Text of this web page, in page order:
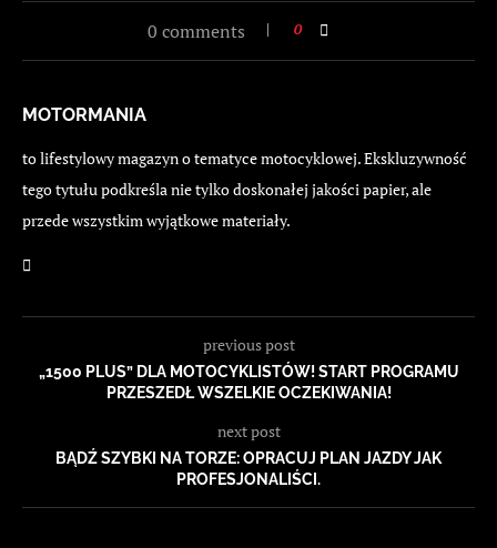
0 comments 0
MOTORMANIA
to lifestylowy magazyn o tematyce motocyklowej. Ekskluzywność
tego tytułu podkreśla nie tylko doskonałej jakości papier, ale
przede wszystkim wyjątkowe materiały.
previous post
„1500 PLUS” DLA MOTOCYKLISTÓW! START PROGRAMU
PRZESZEDŁ WSZELKIE OCZEKIWANIA!
next post
BĄDŹ SZYBKI NA TORZE: OPRACUJ PLAN JAZDY JAK
PROFESJONALIŚCI.